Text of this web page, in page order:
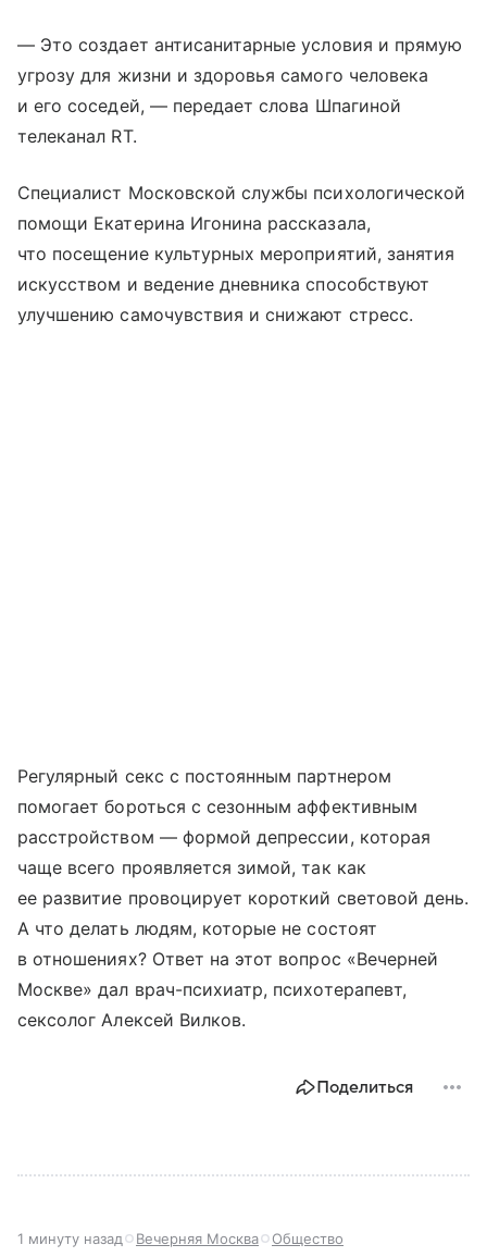
— Это создает антисанитарные условия и прямую
угрозу для жизни и здоровья самого человека
и его соседей, — передает слова Шпагиной
телеканал RT.
Специалист Московской службы психологической
помощи Екатерина Игонина рассказала,
что посещение культурных мероприятий, занятия
искусством и ведение дневника способствуют
улучшению самочувствия и снижают стресс.
Регулярный секс с постоянным партнером
помогает бороться с сезонным аффективным
расстройством — формой депрессии, которая
чаще всего проявляется зимой, так как
ее развитие провоцирует короткий световой день.
А что делать людям, которые не состоят
в отношениях? Ответ на этот вопрос «Вечерней
Москве» дал врач-психиатр, психотерапевт,
сексолог Алексей Вилков.
Поделиться
1 минуту назад Вечерняя Москва Общество